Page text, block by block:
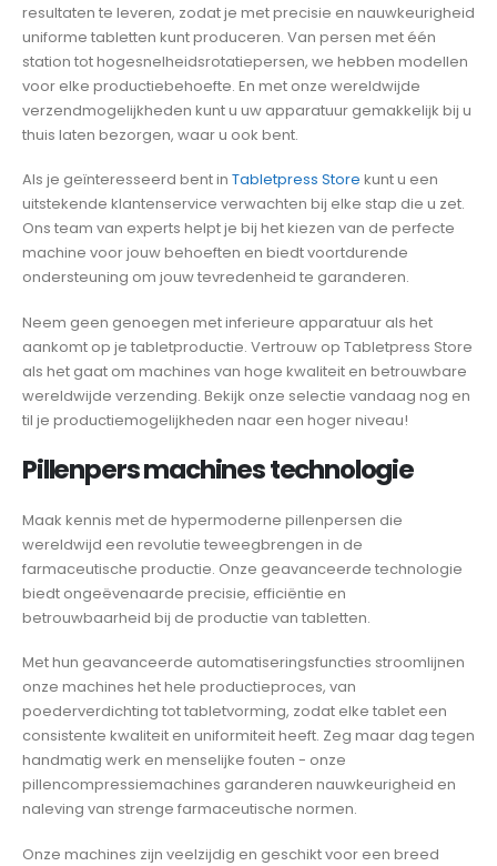
resultaten te leveren, zodat je met precisie en nauwkeurigheid
uniforme tabletten kunt produceren. Van persen met één
station tot hogesnelheidsrotatiepersen, we hebben modellen
voor elke productiebehoefte. En met onze wereldwijde
verzendmogelijkheden kunt u uw apparatuur gemakkelijk bij u
thuis laten bezorgen, waar u ook bent.
Als je geïnteresseerd bent in Tabletpress Store kunt u een
uitstekende klantenservice verwachten bij elke stap die u zet.
Ons team van experts helpt je bij het kiezen van de perfecte
machine voor jouw behoeften en biedt voortdurende
ondersteuning om jouw tevredenheid te garanderen.
Neem geen genoegen met inferieure apparatuur als het
aankomt op je tabletproductie. Vertrouw op Tabletpress Store
als het gaat om machines van hoge kwaliteit en betrouwbare
wereldwijde verzending. Bekijk onze selectie vandaag nog en
til je productiemogelijkheden naar een hoger niveau!
Pillenpers machines technologie
Maak kennis met de hypermoderne pillenpersen die
wereldwijd een revolutie teweegbrengen in de
farmaceutische productie. Onze geavanceerde technologie
biedt ongeëvenaarde precisie, efficiëntie en
betrouwbaarheid bij de productie van tabletten.
Met hun geavanceerde automatiseringsfuncties stroomlijnen
onze machines het hele productieproces, van
poederverdichting tot tabletvorming, zodat elke tablet een
consistente kwaliteit en uniformiteit heeft. Zeg maar dag tegen
handmatig werk en menselijke fouten - onze
pillencompressiemachines garanderen nauwkeurigheid en
naleving van strenge farmaceutische normen.
Onze machines zijn veelzijdig en geschikt voor een breed